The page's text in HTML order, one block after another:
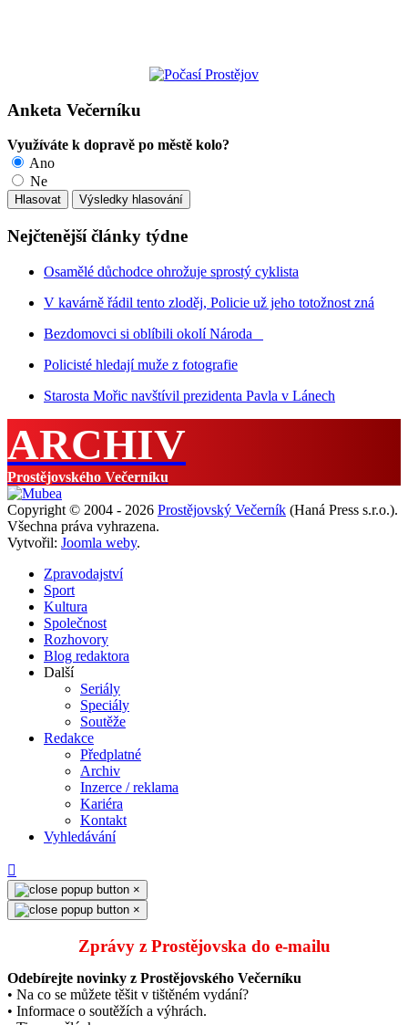
Anketa Večerníku
Využíváte k dopravě po městě kolo?
Ano
Ne
Nejčtenější články týdne
Osamělé důchodce ohrožuje sprostý cyklista
V kavárně řádil tento zloděj, Policie už jeho totožnost zná
Bezdomovci si oblíbili okolí Národa
Policisté hledají muže z fotografie
Starosta Mořic navštívil prezidenta Pavla v Lánech
ARCHIV
Prostějovského Večerníku
Copyright © 2004 - 2026 Prostějovský Večerník (Haná Press s.r.o.).
Všechna práva vyhrazena.
Vytvořil: Joomla weby.
Zpravodajství
Sport
Kultura
Společnost
Rozhovory
Blog redaktora
Další
Seriály
Speciály
Soutěže
Redakce
Předplatné
Archiv
Inzerce / reklama
Kariéra
Kontakt
Vyhledávání
×
×
Zprávy z Prostějovska do e‑mailu
Odebírejte novinky z Prostějovského Večerníku
• Na co se můžete těšit v tištěném vydání?
• Informace o soutěžích a výhrách.